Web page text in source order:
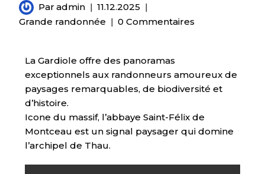
Par admin
11.12.2025
Grande randonnée
0 Commentaires
La Gardiole offre des panoramas
exceptionnels aux randonneurs amoureux de
paysages remarquables, de biodiversité et
d’histoire.
Icone du massif, l’abbaye Saint-Félix de
Montceau est un signal paysager qui domine
l’archipel de Thau.